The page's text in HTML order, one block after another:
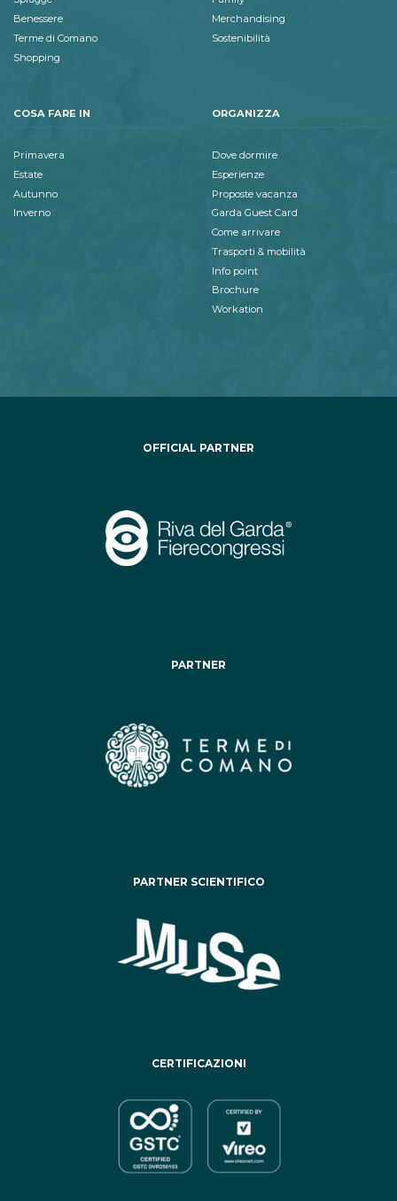
Benessere
Terme di Comano
Shopping
Merchandising
Sostenibilità
COSA FARE IN
Primavera
Estate
Autunno
Inverno
ORGANIZZA
Dove dormire
Esperienze
Proposte vacanza
Garda Guest Card
Come arrivare
Trasporti & mobilità
Info point
Brochure
Workation
OFFICIAL PARTNER
PARTNER
PARTNER SCIENTIFICO
CERTIFICAZIONI